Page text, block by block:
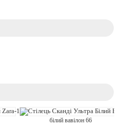
білий вавілон 66